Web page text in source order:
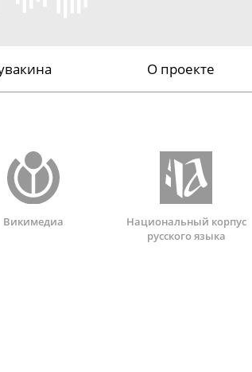
О проекте
Викимедиа
Национальный корпус
русского языка